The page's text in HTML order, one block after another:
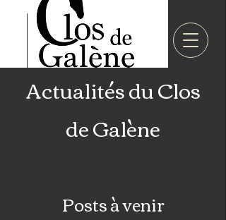
Actualités du Clos
de Galène
Posts à venir